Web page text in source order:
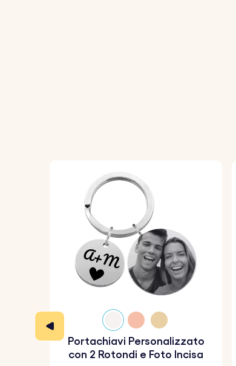
Portachiavi Personalizzato
con 2 Rotondi e Foto Incisa